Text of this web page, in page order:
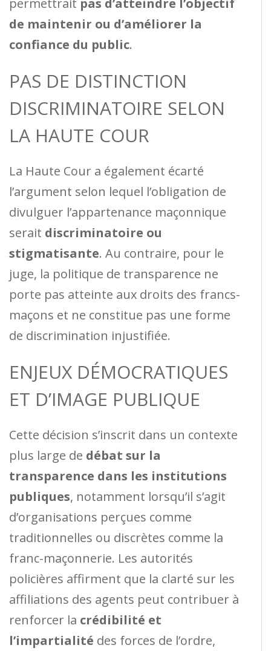
de maintenir ou d’améliorer la
confiance du public.
PAS DE DISTINCTION
DISCRIMINATOIRE SELON
LA HAUTE COUR
La Haute Cour a également écarté
l’argument selon lequel l’obligation de
divulguer l’appartenance maçonnique
serait discriminatoire ou
stigmatisante. Au contraire, pour le
juge, la politique de transparence ne
porte pas atteinte aux droits des francs-
maçons et ne constitue pas une forme
de discrimination injustifiée.
ENJEUX DÉMOCRATIQUES
ET D’IMAGE PUBLIQUE
Cette décision s’inscrit dans un contexte
plus large de débat sur la
transparence dans les institutions
publiques, notamment lorsqu’il s’agit
d’organisations perçues comme
traditionnelles ou discrètes comme la
franc-maçonnerie. Les autorités
policières affirment que la clarté sur les
affiliations des agents peut contribuer à
renforcer la crédibilité et
l’impartialité des forces de l’ordre,